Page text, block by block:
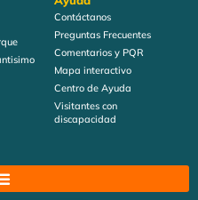
Contáctanos
Preguntas Frecuentes
Comentarios y PQR
Mapa interactivo
Centro de Ayuda
Visitantes con
discapacidad